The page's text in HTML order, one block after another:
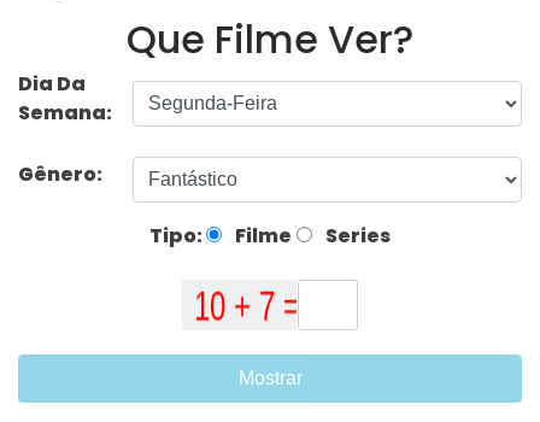
Que Filme Ver?
Dia Da
Semana:
Gênero:
Tipo: Filme Series
Mostrar